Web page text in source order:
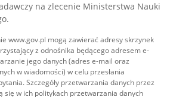
na zlecenie Ministerstwa Nauki
www.gov.pl mogą zawierać adresy skrzynek
z odnośnika będącego adresem e-
jego danych (adres e-mail oraz
w wiadomości) w celu przesłania
Szczegóły przetwarzania danych przez
się w ich politykach przetwarzania danych